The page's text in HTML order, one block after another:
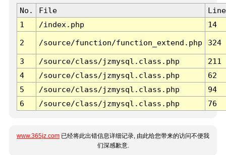
No. File
Line
1
/index.php 14
2 /source/function/function_extend.php 324
3 /source/class/jzmysql.class.php
211
4
/source/class/jzmysql.class.php
62
5
/source/class/jzmysql.class.php
94
6
/source/class/jzmysql.class.php 76
www.365jz.com 已经将此出错信息详细记录, 由此给您带来的访问不便我
们深感歉意.